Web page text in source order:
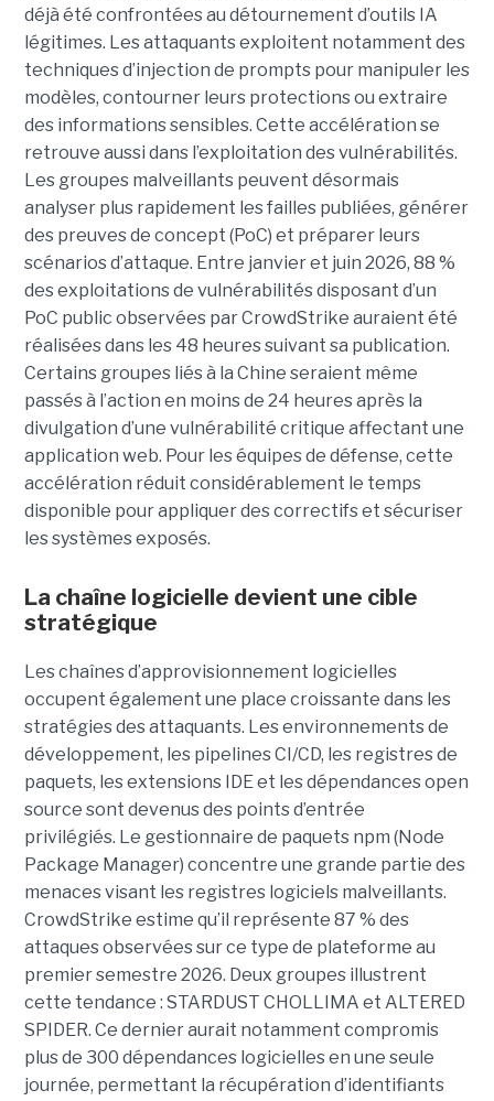
déjà été confrontées au détournement d’outils IA
légitimes. Les attaquants exploitent notamment des
techniques d’injection de prompts pour manipuler les
modèles, contourner leurs protections ou extraire
des informations sensibles. Cette accélération se
retrouve aussi dans l’exploitation des vulnérabilités.
Les groupes malveillants peuvent désormais
analyser plus rapidement les failles publiées, générer
des preuves de concept (PoC) et préparer leurs
scénarios d’attaque. Entre janvier et juin 2026, 88 %
des exploitations de vulnérabilités disposant d’un
PoC public observées par CrowdStrike auraient été
réalisées dans les 48 heures suivant sa publication.
Certains groupes liés à la Chine seraient même
passés à l’action en moins de 24 heures après la
divulgation d’une vulnérabilité critique affectant une
application web. Pour les équipes de défense, cette
accélération réduit considérablement le temps
disponible pour appliquer des correctifs et sécuriser
les systèmes exposés.
La chaîne logicielle devient une cible
stratégique
Les chaînes d’approvisionnement logicielles
occupent également une place croissante dans les
stratégies des attaquants. Les environnements de
développement, les pipelines CI/CD, les registres de
paquets, les extensions IDE et les dépendances open
source sont devenus des points d’entrée
privilégiés. Le gestionnaire de paquets npm (Node
Package Manager) concentre une grande partie des
menaces visant les registres logiciels malveillants.
CrowdStrike estime qu’il représente 87 % des
attaques observées sur ce type de plateforme au
premier semestre 2026. Deux groupes illustrent
cette tendance : STARDUST CHOLLIMA et ALTERED
SPIDER. Ce dernier aurait notamment compromis
plus de 300 dépendances logicielles en une seule
journée, permettant la récupération d’identifiants